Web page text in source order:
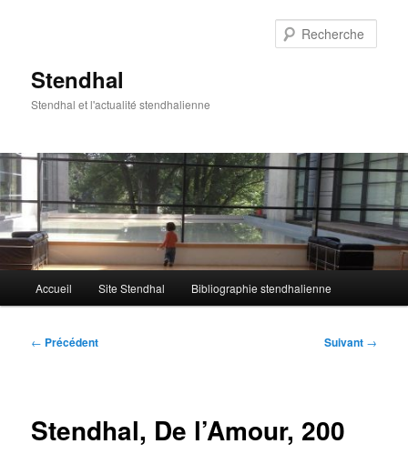
Stendhal
Stendhal et l'actualité stendhalienne
principal
Accueil Site Stendhal Bibliographie stendhalienne
Navigation
← Précédent Suivant →
Stendhal, De l’Amour, 200